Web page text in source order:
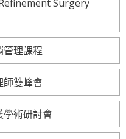
Surgery
管理課程
師雙峰會
學術研討會